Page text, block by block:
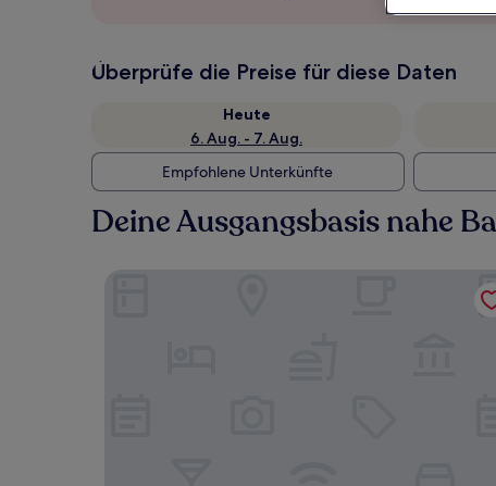
Überprüfe die Preise für diese Daten
Heute
6. Aug. - 7. Aug.
Empfohlene Unterkünfte
Deine Ausgangsbasis nahe